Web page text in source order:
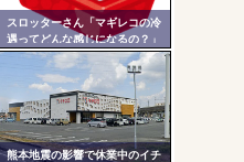
スロッターさん「マギレコの冷
遇ってどんな感じになるの？」
熊本地震の影響で休業中のイチ